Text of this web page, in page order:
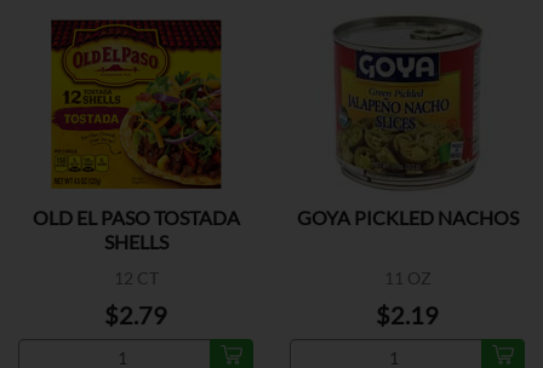
OLD EL PASO TOSTADA
SHELLS
12 CT
$2.79
GOYA PICKLED NACHOS
11 OZ
$2.19